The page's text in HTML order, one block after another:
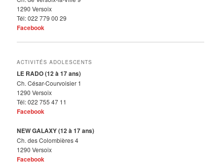
1290 Versoix
Tél: 022 779 00 29
Facebook
ACTIVITÉS ADOLESCENTS
LE RADO (12 à 17 ans)
Ch. César-Courvoisier 1
1290 Versoix
Tél: 022 755 47 11
Facebook
NEW GALAXY (12 à 17 ans)
Ch. des Colombières 4
1290 Versoix
Facebook